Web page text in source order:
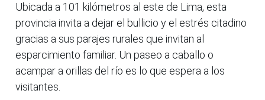
Ubicada a 101 kilómetros al este de Lima, esta
provincia invita a dejar el bullicio y el estrés citadino
gracias a sus parajes rurales que invitan al
esparcimiento familiar. Un paseo a caballo o
acampar a orillas del río es lo que espera a los
visitantes.